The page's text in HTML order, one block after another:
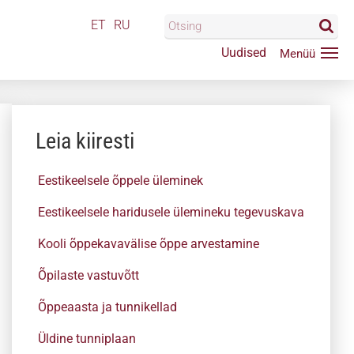
ET RU
Uudised
Leia kiiresti
Eestikeelsele õppele üleminek
Eestikeelsele haridusele ülemineku tegevuskava
Kooli õppekavavälise õppe arvestamine
Õpilaste vastuvõtt
Õppeaasta ja tunnikellad
Üldine tunniplaan